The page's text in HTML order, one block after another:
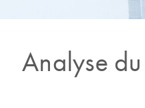
Analyse